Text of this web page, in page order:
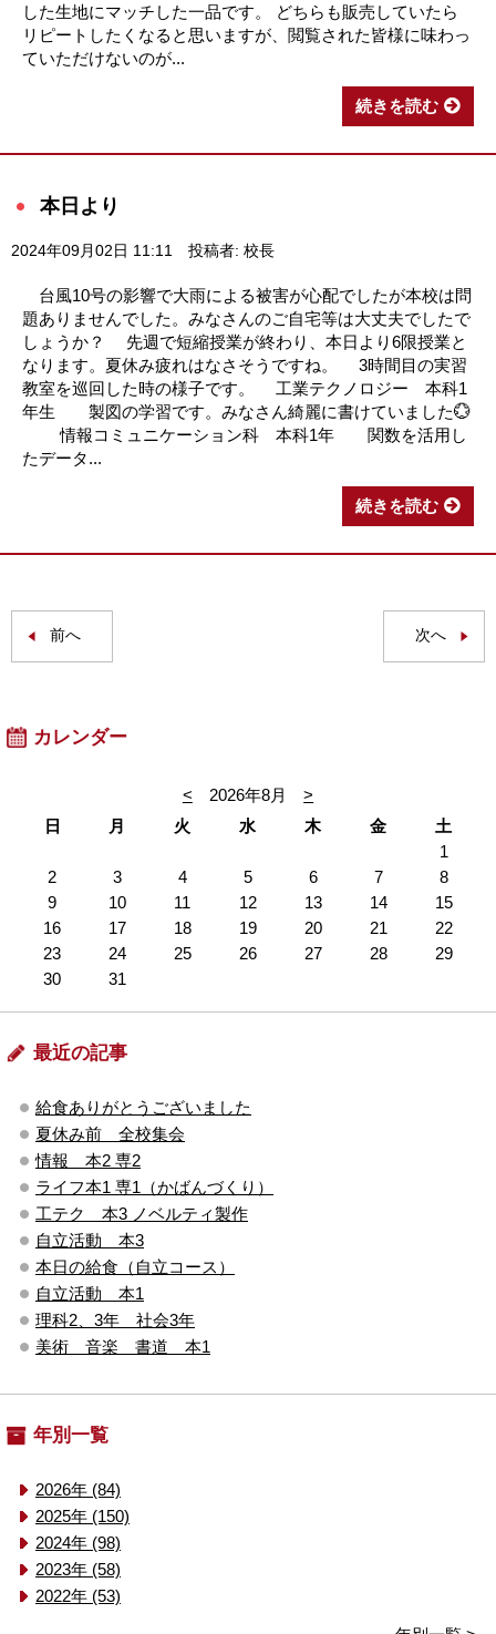
した生地にマッチした一品です。 どちらも販売していたら
リピートしたくなると思いますが、閲覧された皆様に味わっ
ていただけないのが...
続きを読む
本日より
2024年09月02日 11:11 投稿者: 校長
台風10号の影響で大雨による被害が心配でしたが本校は問
題ありませんでした。みなさんのご自宅等は大丈夫でしたで
しょうか？ 先週で短縮授業が終わり、本日より6限授業と
なります。夏休み疲れはなさそうですね。 3時間目の実習
教室を巡回した時の様子です。 工業テクノロジー 本科1
年生 製図の学習です。みなさん綺麗に書けていました💮
情報コミュニケーション科 本科1年 関数を活用し
たデータ...
続きを読む
前へ 次へ
カレンダー
< 2026年8月
>
日
月 火 水 木 金
土
1
2
3 4 5 6 7
8
9
10 11 12 13 14
15
16
17 18 19 20 21
22
23
24 25 26 27 28
29
30
31
最近の記事
給食ありがとうございました
夏休み前 全校集会
情報 本2 専2
ライフ本1 専1（かばんづくり）
工テク 本3 ノベルティ製作
自立活動 本3
本日の給食（自立コース）
自立活動 本1
理科2、3年 社会3年
美術 音楽 書道 本1
年別一覧
2026年 (84)
2025年 (150)
2024年 (98)
2023年 (58)
2022年 (53)